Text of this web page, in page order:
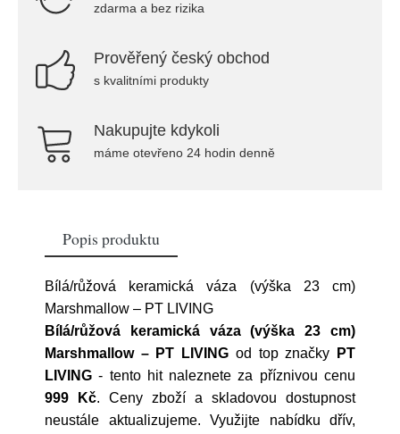
zdarma a bez rizika
Prověřený český obchod
s kvalitními produkty
Nakupujte kdykoli
máme otevřeno 24 hodin denně
Popis produktu
Bílá/růžová keramická váza (výška 23 cm)
Marshmallow – PT LIVING
Bílá/růžová keramická váza (výška 23 cm)
Marshmallow – PT LIVING od top značky
PT
LIVING - tento hit naleznete za příznivou cenu
999 Kč. Ceny zboží a skladovou dostupnost
neustále aktualizujeme. Využijte nabídku dřív,